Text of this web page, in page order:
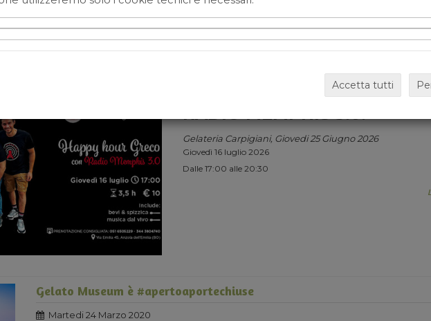
HAPPY HOUR GRECO CON
RADIO MEMPHIS 3.0.
Gelateria Carpigiani, Giovedi 25 Giugno 2026
Giovedì 16 luglio 2026
Dalle 17:00 alle 20:30
Gelato Museum è #apertoaportechiuse
Martedi 24 Marzo 2020
Accetta tutti